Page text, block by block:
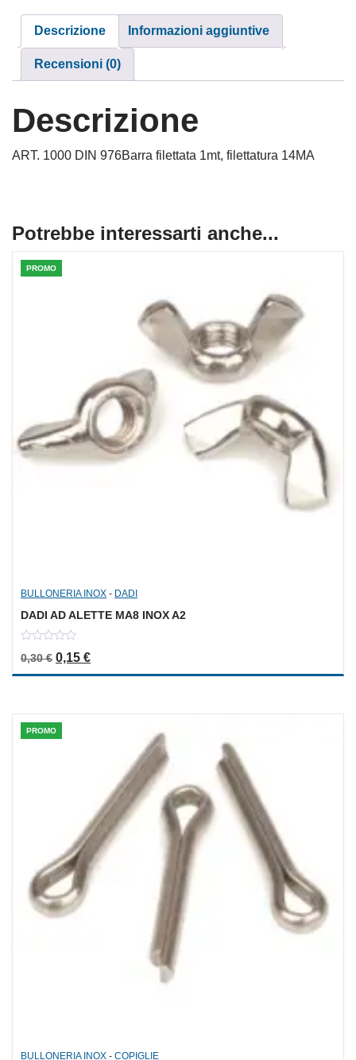
Descrizione Informazioni aggiuntive
Recensioni (0)
Descrizione
ART. 1000 DIN 976Barra filettata 1mt, filettatura 14MA
Potrebbe interessarti anche...
PROMO
BULLONERIA INOX - DADI
DADI AD ALETTE MA8 INOX A2
out
0,30€ Il prezzo originale era: 0,30 €.
0,15 €Il prezzo attuale è: 0,15 €.
PROMO
BULLONERIA INOX - COPIGLIE